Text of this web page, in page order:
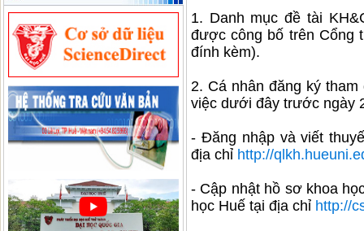
1. Danh mục đề tài
được công bố trên Cổng
đính kèm).
2. Cá nhân đăng ký
việc dưới đây trước ngày
- Đăng nhập và viết
địa chỉ http://
- Cập nhật hồ sơ khoa
học Huế tại địa chỉ http://